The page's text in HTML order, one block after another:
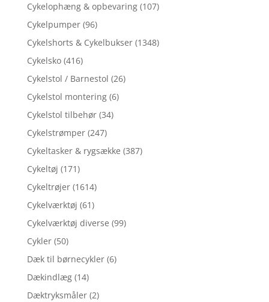
Cykelophæng & opbevaring (107)
Cykelpumper (96)
Cykelshorts & Cykelbukser (1348)
Cykelsko (416)
Cykelstol / Barnestol (26)
Cykelstol montering (6)
Cykelstol tilbehør (34)
Cykelstrømper (247)
Cykeltasker & rygsække (387)
Cykeltøj (171)
Cykeltrøjer (1614)
Cykelværktøj (61)
Cykelværktøj diverse (99)
Cykler (50)
Dæk til børnecykler (6)
Dækindlæg (14)
Dæktryksmåler (2)